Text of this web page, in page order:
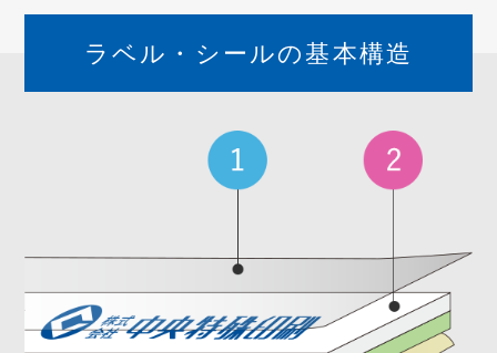
ラベル・シールの基本構造